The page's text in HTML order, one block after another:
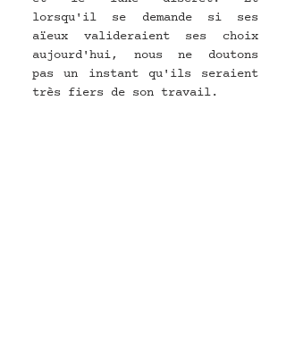
lorsqu'il se demande si ses
aïeux valideraient ses choix
aujourd'hui, nous ne doutons
pas un instant qu'ils seraient
très fiers de son travail.